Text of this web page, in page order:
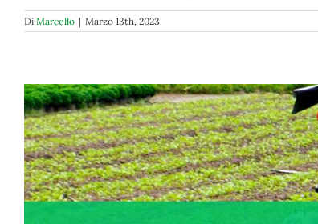
Di Marcello | Marzo 13th, 2023